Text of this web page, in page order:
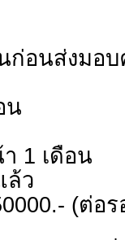
ก่อนส่งมอบ
น
1 เดือน
ล้ว
(ต่อร